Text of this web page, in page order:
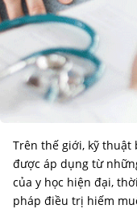
Trên thế giới, kỹ
được áp dụng từ
của y học hiện đại,
pháp điều trị hiếm